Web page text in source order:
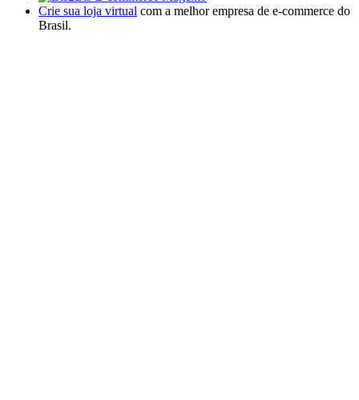
Crie sua loja virtual com a melhor empresa de e-commerce do
Brasil.